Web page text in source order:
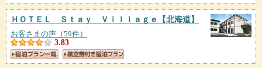
ＨＯＴＥＬ Ｓｔａｙ Ｖｉｌｌａｇｅ 【北海道】
お客さまの声（59件）
3.83